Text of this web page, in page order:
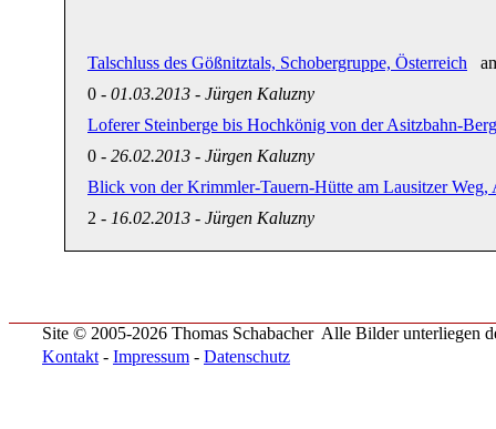
Talschluss des Gößnitztals, Schobergruppe, Österreich
0 - 01.03.2013 - Jürgen Kaluzny
Loferer Steinberge bis Hochkönig von der Asitzbahn-
0 - 26.02.2013 - Jürgen Kaluzny
Blick von der Krimmler-Tauern-Hütte am Lausitzer
2 - 16.02.2013 - Jürgen Kaluzny
Site © 2005-2026 Thomas Schabacher Alle Bilder unterliegen
Kontakt - Impressum - Datenschutz